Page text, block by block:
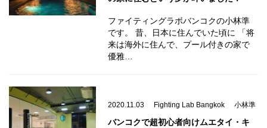
ファイティングラボバンコクの小林準
です。 昔、日本に住んでいた頃に 「将
来は海外に住んで、プール付きの家で
優雅…
2020.11.03 Fighting Lab Bangkok 小林準
バンコクで超初心者向けムエタイ・キ